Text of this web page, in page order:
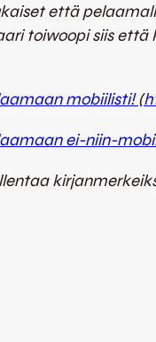
että
toiwoopi siis
mobiilisti!(
ei-niin-